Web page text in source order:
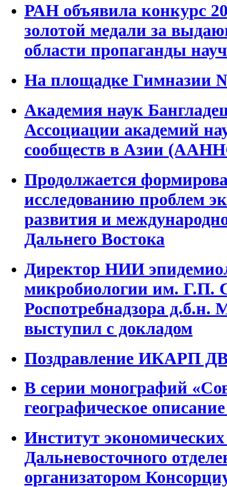
РАН объявила конкурс
золотой медали за
области пропаганды
На площадке Гимназии
Академия наук
Ассоциации академий
сообществ в Азии
Продолжается
исследованию проблем
развития и
Дальнего Востока
Директор НИИ
микробиологии им. Г.П.
Роспотребнадзора
выступил с докладом
Поздравление ИКАРП
В серии монографий
географическое
Институт
Дальневосточного
организатором